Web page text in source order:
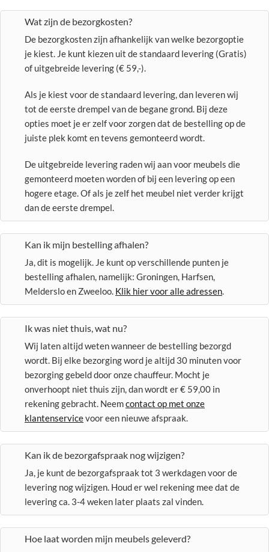
Wat zijn de bezorgkosten?
De bezorgkosten zijn afhankelijk van welke bezorgoptie
je kiest. Je kunt kiezen uit de standaard levering (Gratis)
of uitgebreide levering (€ 59,-).
Als je kiest voor de standaard levering, dan leveren wij
tot de eerste drempel van de begane grond. Bij deze
opties moet je er zelf voor zorgen dat de bestelling op de
juiste plek komt en tevens gemonteerd wordt.
De uitgebreide levering raden wij aan voor meubels die
gemonteerd moeten worden of bij een levering op een
hogere etage. Of als je zelf het meubel niet verder krijgt
dan de eerste drempel.
Kan ik mijn bestelling afhalen?
Ja, dit is mogelijk. Je kunt op verschillende punten je
bestelling afhalen, namelijk: Groningen, Harfsen,
Melderslo en Zweeloo. Klik hier voor alle adressen.
Ik was niet thuis, wat nu?
Wij laten altijd weten wanneer de bestelling bezorgd
wordt. Bij elke bezorging word je altijd 30 minuten voor
bezorging gebeld door onze chauffeur. Mocht je
onverhoopt niet thuis zijn, dan wordt er € 59,00 in
rekening gebracht. Neemcontact op met onze
klantenservicevoor een nieuwe afspraak.
Kan ik de bezorgafspraak nog wijzigen?
Ja, je kunt de bezorgafspraak tot 3 werkdagen voor de
levering nog wijzigen. Houd er wel rekening mee dat de
levering ca. 3-4 weken later plaats zal vinden.
Hoe laat worden mijn meubels geleverd?